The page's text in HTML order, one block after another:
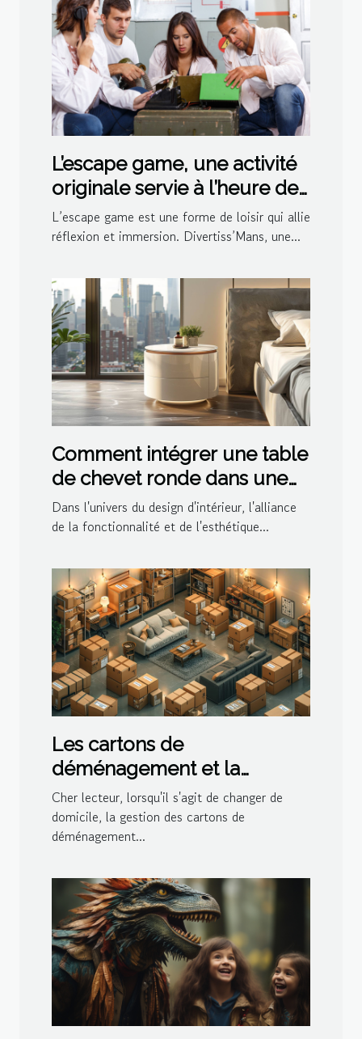
L’escape game, une activité
originale servie à l’heure de
l’apéro par Divertiss’Mans
L’escape game est une forme de loisir qui allie
réflexion et immersion. Divertiss’Mans, une...
Comment intégrer une table
de chevet ronde dans une
décoration moderne
Dans l'univers du design d'intérieur, l'alliance
de la fonctionnalité et de l'esthétique...
Les cartons de
déménagement et la
gestion de l'espace dans le
logement
Cher lecteur, lorsqu'il s'agit de changer de
domicile, la gestion des cartons de
déménagement...